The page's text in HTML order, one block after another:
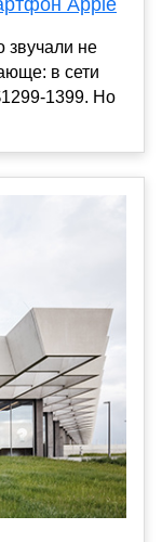
звучали не
в сети
1399. Но